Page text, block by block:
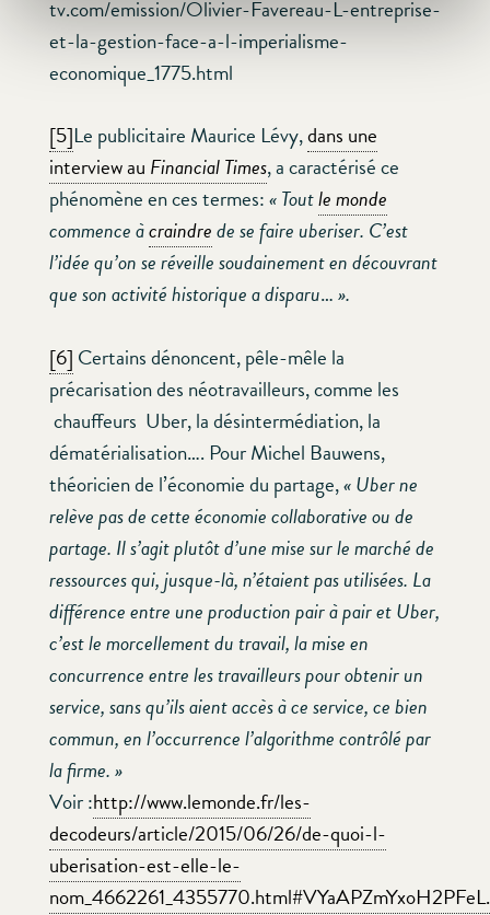
tv.com/emission/Olivier-Favereau-L-entreprise-
et-la-gestion-face-a-l-imperialisme-
economique_1775.html
[5]Le publicitaire Maurice Lévy,dans une
interview au Financial Times, a caractérisé ce
phénomène en ces termes:« Toutle monde
commence àcraindrede se faire uberiser. C’est
l’idée qu’on se réveille soudainement en découvrant
que son activité historique a disparu…».
[6] Certains dénoncent, pêle-mêle la
précarisation des néotravailleurs, comme les
chauffeurs Uber, la désintermédiation, la
dématérialisation…. Pour Michel Bauwens,
théoricien de l’économie du partage,« Uber ne
relève pas de cette économie collaborative ou de
partage. Il s’agit plutôt d’une mise sur le marché de
ressources qui, jusque-là, n’étaient pas utilisées. La
différence entre une production pair à pair et Uber,
c’est le morcellement du travail, la mise en
concurrence entre les travailleurs pour obtenir un
service, sans qu’ils aient accès à ce service, ce bien
commun, en l’occurrence l’algorithme contrôlé par
la firme. »
Voir :http://www.lemonde.fr/les-
decodeurs/article/2015/06/26/de-quoi-l-
uberisation-est-elle-le-